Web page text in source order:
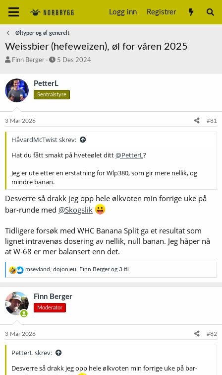
Logg inn Registrer
Øltyper og øl generelt
Weissbier (hefeweizen), øl for våren 2025
T
å
d
s
a
r
t
e
Finn Berger
S
r
t
a
o
5 Des 2024
PetterL
Sentralstyre
3 Mar 2026 #81
HåvardMcTwist skrev:
Hat du fått smakt på hveteølet ditt@PetterL ?
Jeg er ute etter en erstatning for Wlp380, som gir mere nellik, og
mindre banan.
Desverre så drakk jeg opp hele ølkvoten min forrige uke på
bar-runde med @Skogslik
Tidligere forsøk med WHC Banana Split ga et resultat som
lignet intravenøs dosering av nellik, null banan. Jeg håper nå
at W-68 er mer balansert enn det.
R
e
a
s
j
o
n
e
msevland dojonieu Finn Bergerog 3 til
Finn Berger
Moderator
3 Mar 2026 #82
PetterL skrev:
Desverre så drakk jeg opp hele ølkvoten min forrige uke på bar-